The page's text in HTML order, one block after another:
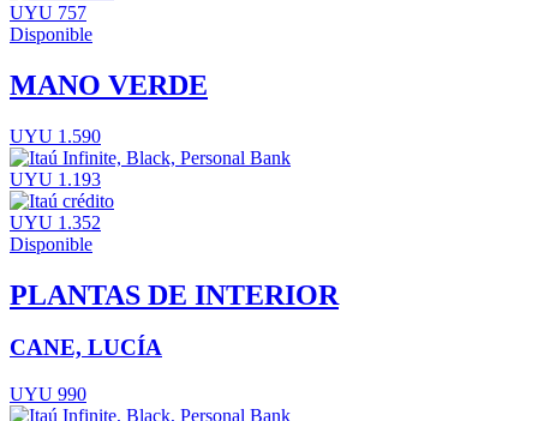
UYU 757
Disponible
MANO VERDE
UYU 1.590
UYU 1.193
UYU 1.352
Disponible
PLANTAS DE INTERIOR
CANE, LUCÍA
UYU 990